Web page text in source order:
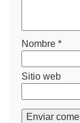
Nombre *
Sitio web
Enviar